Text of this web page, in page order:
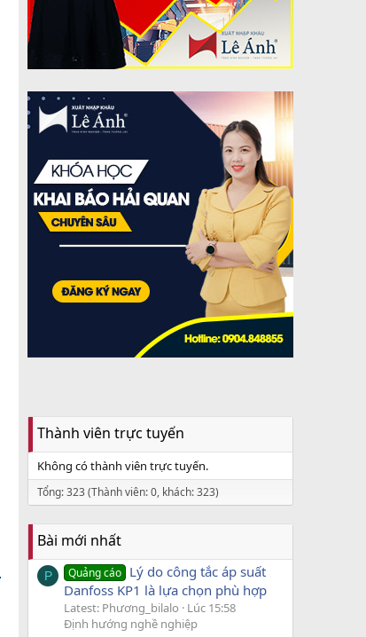
Thành viên trực tuyến
Không có thành viên trực tuyến.
Tổng: 323 (Thành viên: 0, khách: 323)
Bài mới nhất
P Quảng cáo Lý do công tắc áp suất
Danfoss KP1 là lựa chọn phù hợp
Latest: Phương_bilalo
Lúc 15:58
Định hướng nghề nghiệp